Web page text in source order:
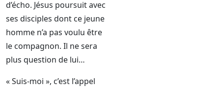
d’écho. Jésus poursuit avec
ses disciples dont ce jeune
homme n’a pas voulu être
le compagnon. Il ne sera
plus question de lui…
« Suis-moi », c’est l’appel